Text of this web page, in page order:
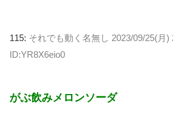
115: それでも動く名無し 2023/09/25(月)
ID:YR8X6eio0
がぶ飲みメロンソーダ